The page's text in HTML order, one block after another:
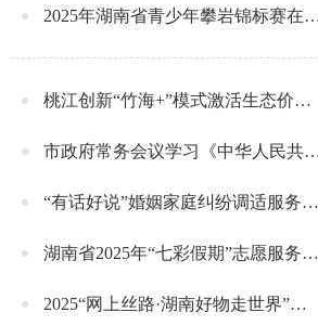
2025年湖南省青少年攀岩锦标赛在桃江开赛
桃江创新“竹海+”模式激活生态价值 周登高详解自然资源资产组合供应新路径
市政府常务会议学习《中华人民共和国政府信息公开条例》，听取全市政务公开工作情况汇报
“有话好说”婚姻家庭纠纷调适服务中心成立五周年暨“枫桥经验”交流会召开
湖南省2025年“七彩假期”志愿服务推进会在桃江举行
2025“网上丝路·湖南好物走世界”线上采购对接会 益阳（桃江）专场活动在桃举行 签署多项协议